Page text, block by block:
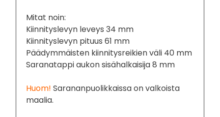
Mitat noin:
Kiinnityslevyn leveys 34 mm
Kiinnityslevyn pituus 61 mm
Päädymmäisten kiinnitysreikien väli 40 mm
Saranatappi aukon sisähalkaisija 8 mm
Huom! Sarananpuolikkaissa on valkoista
maalia.